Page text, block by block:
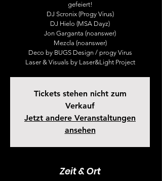
gefeiert!
DJ Scronix (Progy Virus)
DJ Hielo (MSA Dayz)
Jon Garganta (noanswer)
Mezcla (noanswer)
Deco by BUGS Design / progy Virus
Laser & Visuals by Laser&Light Project
Tickets stehen nicht zum
Verkauf
Jetzt andere Veranstaltungen
ansehen
Zeit & Ort